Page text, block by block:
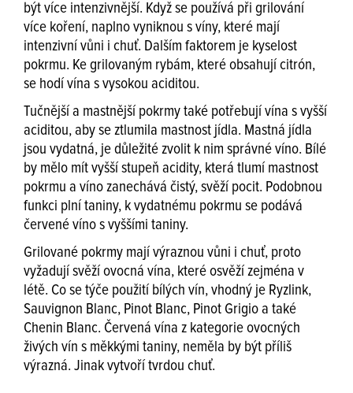
být více intenzivnější. Když se používá při grilování
více koření, naplno vyniknou s víny, které mají
intenzivní vůni i chuť. Dalším faktorem je kyselost
pokrmu. Ke grilovaným rybám, které obsahují citrón,
se hodí vína s vysokou aciditou.
Tučnější a mastnější pokrmy také potřebují vína s vyšší
aciditou, aby se ztlumila mastnost jídla. Mastná jídla
jsou vydatná, je důležité zvolit k nim správné víno. Bílé
by mělo mít vyšší stupeň acidity, která tlumí mastnost
pokrmu a víno zanechává čistý, svěží pocit. Podobnou
funkci plní taniny, k vydatnému pokrmu se podává
červené víno s vyššími taniny.
Grilované pokrmy mají výraznou vůni i chuť, proto
vyžadují svěží ovocná vína, které osvěží zejména v
létě. Co se týče použití bílých vín, vhodný je Ryzlink,
Sauvignon Blanc, Pinot Blanc, Pinot Grigio a také
Chenin Blanc. Červená vína z kategorie ovocných
živých vín s měkkými taniny, neměla by být příliš
výrazná. Jinak vytvoří tvrdou chuť.